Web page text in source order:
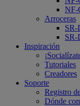
NF-
Arroceras
Inspiración
Tutoriales
Creadores
Soporte
Registro
Dónde